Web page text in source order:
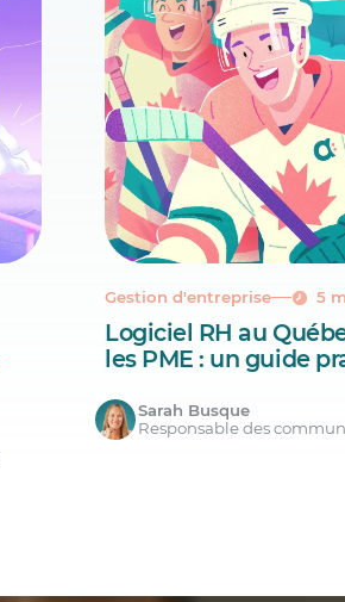
Gestion d'entreprise 5
Logiciel RH au
les PME : un guide
Sarah Busque
Responsable des